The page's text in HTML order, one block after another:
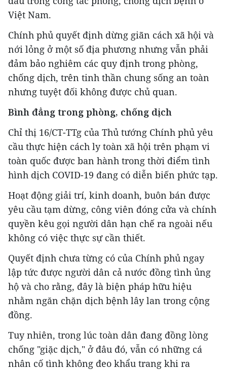
Việt Nam.
Chính phủ quyết định dừng giãn cách xã hội và
nới lỏng ở một số địa phương nhưng vẫn phải
đảm bảo nghiêm các quy định trong phòng,
chống dịch, trên tinh thần chung sống an toàn
nhưng tuyệt đối không được chủ quan.
Bình đẳng trong phòng, chống dịch
Chỉ thị 16/CT-TTg của Thủ tướng Chính phủ yêu
cầu thực hiện cách ly toàn xã hội trên phạm vi
toàn quốc được ban hành trong thời điểm tình
hình dịch COVID-19 đang có diễn biến phức tạp.
Hoạt động giải trí, kinh doanh, buôn bán được
yêu cầu tạm dừng, công viên đóng cửa và chính
quyền kêu gọi người dân hạn chế ra ngoài nếu
không có việc thực sự cần thiết.
Quyết định chưa từng có của Chính phủ ngay
lập tức được người dân cả nước đồng tình ủng
hộ và cho rằng, đây là biện pháp hữu hiệu
nhằm ngăn chặn dịch bệnh lây lan trong cộng
đồng.
Tuy nhiên, trong lúc toàn dân đang đồng lòng
chống "giặc dịch," ở đâu đó, vẫn có những cá
nhân cố tình không đeo khẩu trang khi ra